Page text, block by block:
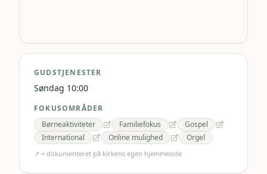
GUDSTJENESTER
Søndag 10:00
FOKUSOMRÅDER
Børneaktiviteter
Familiefokus
Gospel
International
Online mulighed Orgel
↗ = dokumenteret på kirkens egen hjemmeside